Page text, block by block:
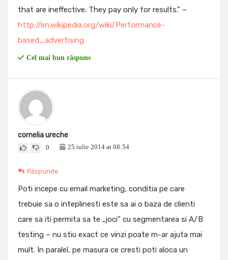
that are ineffective. They pay only for results.” –
http://en.wikipedia.org/wiki/Performance-
based_advertising
Cel mai bun răspuns
cornelia ureche
0 25 iulie 2014 at 08:54
Răspunde
Poti incepe cu email marketing, conditia pe care
trebuie sa o inteplinesti este sa ai o baza de clienti
care sa iti permita sa te „joci” cu segmentarea si A/B
testing – nu stiu exact ce vinzi poate m-ar ajuta mai
mult. In paralel, pe masura ce cresti poti aloca un